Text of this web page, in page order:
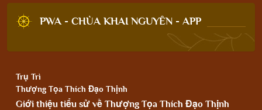
PWA - CHÙA KHAI NGUYÊN - APP
Trụ Trì
Thượng Tọa Thích Đạo Thịnh
Giới thiệu tiểu sử về Thượng Tọa Thích Đạo Thịnh